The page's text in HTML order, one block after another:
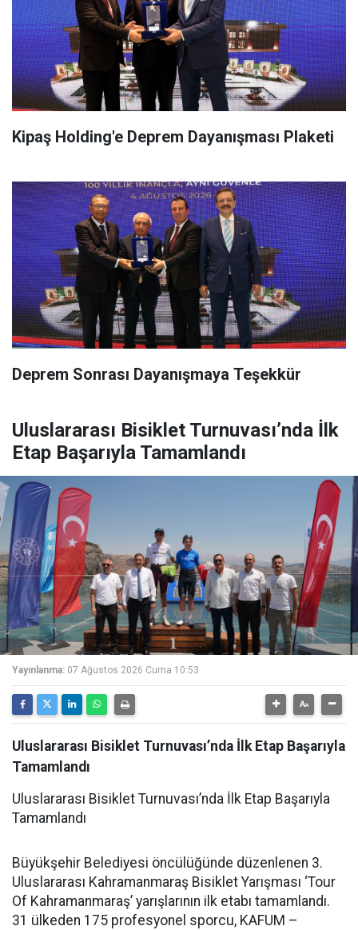
Kipaş Holding'e Deprem Dayanışması Plaketi
Deprem Sonrası Dayanışmaya Teşekkür
Uluslararası Bisiklet Turnuvası’nda İlk
Etap Başarıyla Tamamlandı
Yayınlanma: 07 Ağustos 2026 Cuma 10:53
Uluslararası Bisiklet Turnuvası’nda İlk Etap Başarıyla
Tamamlandı
Uluslararası Bisiklet Turnuvası’nda İlk Etap Başarıyla
Tamamlandı
Büyükşehir Belediyesi öncülüğünde düzenlenen 3.
Uluslararası Kahramanmaraş Bisiklet Yarışması ‘Tour
Of Kahramanmaraş’ yarışlarının ilk etabı tamamlandı.
31 ülkeden 175 profesyonel sporcu, KAFUM –